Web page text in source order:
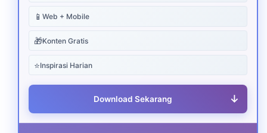
📱 Web + Mobile
🎁Konten Gratis
⭐Inspirasi Harian
Download Sekarang ↓